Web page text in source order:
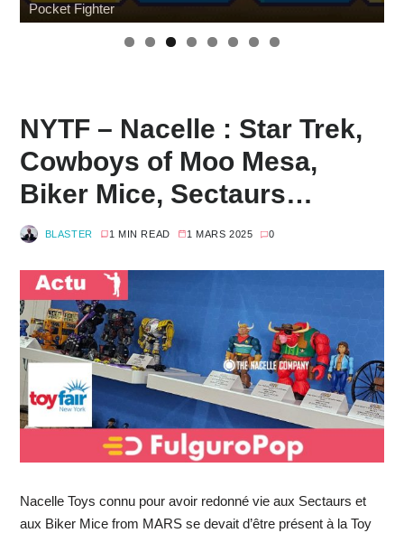
Pocket Fighter
NYTF – Nacelle : Star Trek,
Cowboys of Moo Mesa,
Biker Mice, Sectaurs…
BLASTER 1 MIN READ 1 MARS 2025 0
Nacelle Toys connu pour avoir redonné vie aux Sectaurs et
aux Biker Mice from MARS se devait d’être présent à la Toy